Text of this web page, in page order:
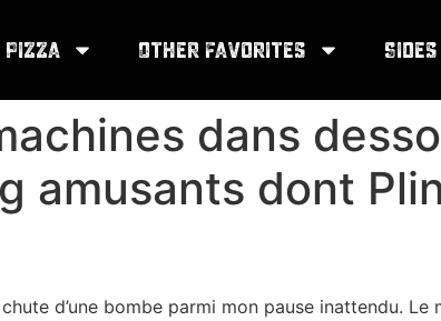
Pizza Other Favorites Sides
dans
amusants dont
d’une bombe parmi mon pause inattendu. Le